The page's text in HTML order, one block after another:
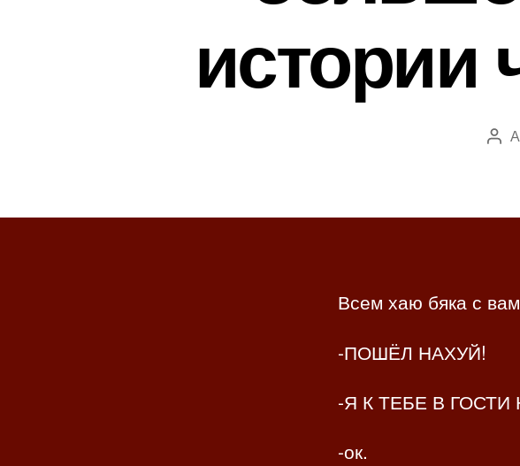
истории
А
р
и
Всем хаю бяка с
-ПОШЁЛ НАХУЙ!
-Я К ТЕБЕ В
-ок.